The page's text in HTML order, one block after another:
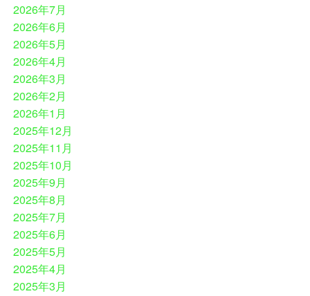
2026年7月
2026年6月
2026年5月
2026年4月
2026年3月
2026年2月
2026年1月
2025年12月
2025年11月
2025年10月
2025年9月
2025年8月
2025年7月
2025年6月
2025年5月
2025年4月
2025年3月